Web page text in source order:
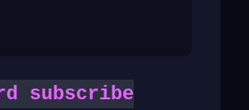
subscribe